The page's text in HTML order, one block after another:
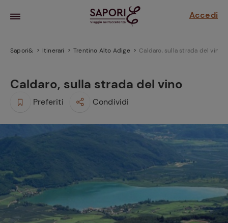
Accedi
ricetta
sensi di
Sapori& Itinerari Trentino Alto Adige Caldaro, sulla strada del vino
Caldaro, sulla strada del vino
Preferiti Condividi